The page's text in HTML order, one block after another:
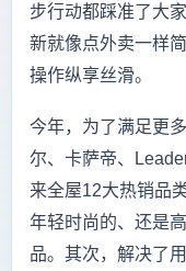
步行动都踩准了大
新就像点外卖一样
操作纵享丝滑。
今年，为了满足更
尔、卡萨帝、
来全屋12大热销品
年轻时尚的、还是
品。其次，解决了